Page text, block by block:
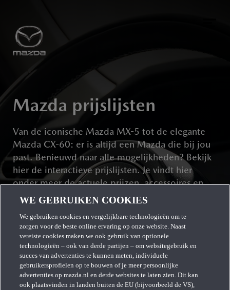
Mazda prijslijsten
Van de iconische Mazda MX-5 tot de elegante
Mazda CX-60: er is altijd een Mazda die bij jou
past. Benieuwd naar alle mogelijkheden? Bekijk
hier de interactieve prijslijsten. Je vindt hier
onder meer de actuele prijzen, accessoires en
specificaties.
WE GEBRUIKEN COOKIES
We gebruiken cookies en vergelijkbare technologieën om te
zorgen voor de beste online ervaring op onze website. Naast
vereiste cookies maken we ook gebruik van optionele
technologieën – ook van derde partijen – om websitegebruik en
succes van advertenties te kunnen meten, individuele
gebruikersprofielen op te bouwen of je meer persoonlijke
advertenties op mazda.nl en derde websites te laten zien. Dit kan
ook plaatsvinden in landen buiten de EU (bijvoorbeeld de VS),